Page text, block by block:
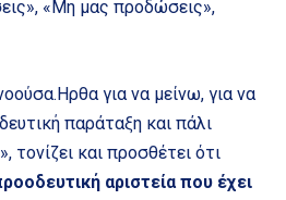
«Μη μας προδώσεις»,
για να μείνω, για να
παράταξη και πάλι
τονίζει και προσθέτει ότι
αριστεία που έχει